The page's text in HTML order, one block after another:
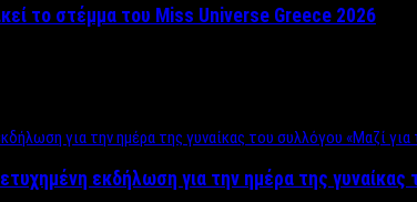
το στέμμα του Miss Universe Greece 2026
εκδήλωση για την ημέρα της γυναίκας